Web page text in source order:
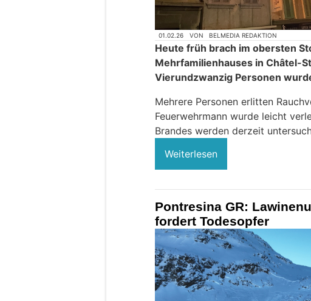
01.02.26 VON BELMEDIA REDAKTION
Heute früh brach im obersten
Mehrfamilienhauses in Châtel-
Vierundzwanzig Personen
Mehrere Personen erlitten
Feuerwehrmann wurde leicht
Brandes werden derzeit
Weiterlesen
Pontresina GR:
fordert Todesopfer